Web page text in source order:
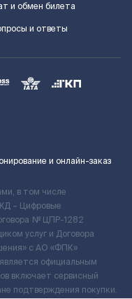
и обмен билета
и ответы
и онлайн-заказ
в том числе
– Цифровые
№ ЦПР-1282
услуг и Договора
c АО «ФПК»
официальным
включает сервисный
подтверждения покупки.